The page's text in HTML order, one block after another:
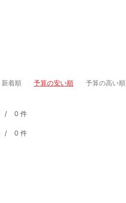
新着順 予算の安い順 予算の高い順
0 件
0 件